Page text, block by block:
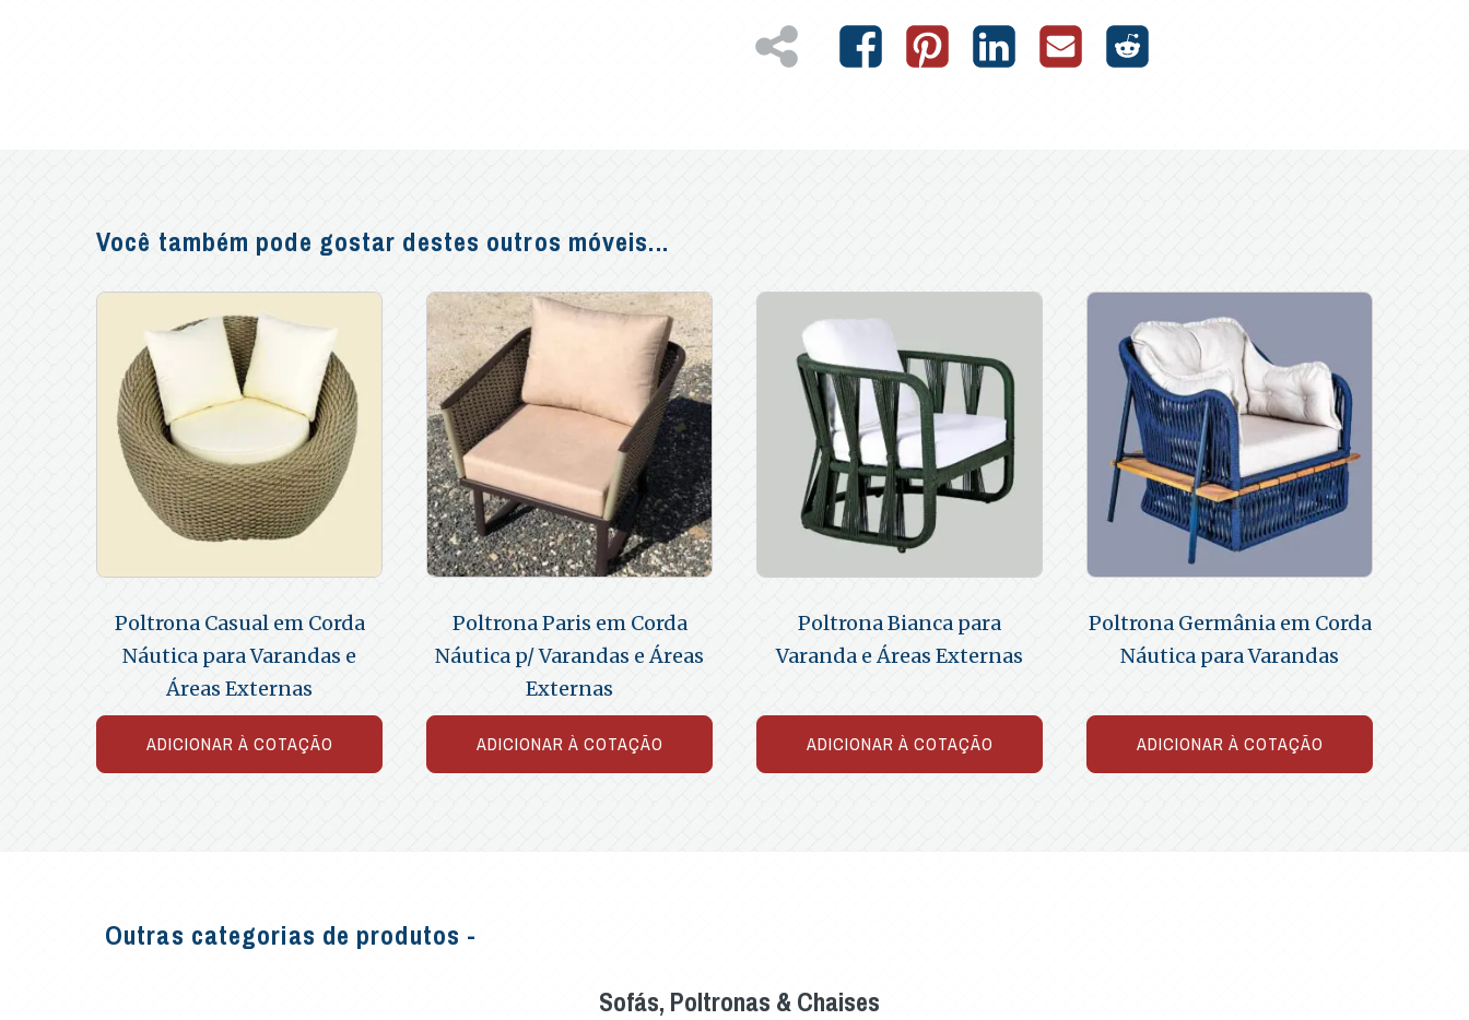
Você também pode gostar destes outros móveis...
Poltrona Casual em Corda
Náutica para Varandas e
Áreas Externas
ADICIONAR À COTAÇÃO
Poltrona Paris em Corda
Náutica p/ Varandas e Áreas
Externas
ADICIONAR À COTAÇÃO
Poltrona Bianca para
Varanda e Áreas Externas
ADICIONAR À COTAÇÃO
Poltrona Germânia em Corda
Náutica para Varandas
ADICIONAR À COTAÇÃO
Outras categorias de produtos -
Sofás, Poltronas & Chaises